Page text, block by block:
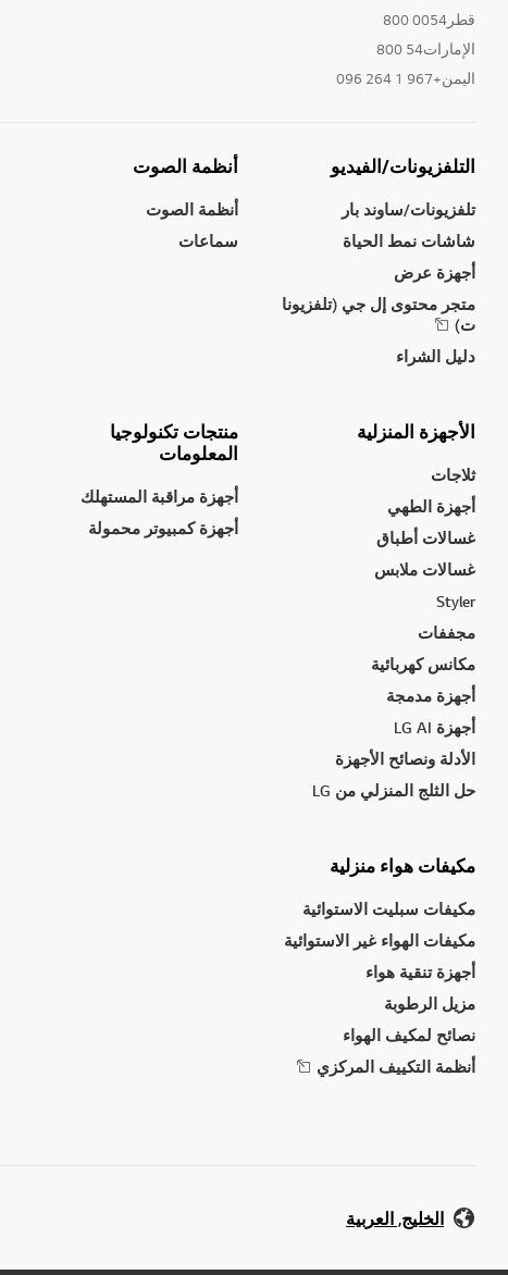
قطر0054 800
الإمارات54 800
اليمن+967 1 264 096
التلفزيونات/الفيديو
تلفزيونات/ساوند بار
شاشات نمط الحياة
أجهزة عرض
متجر محتوى إل جي (تلفزيونا
ت)
دليل الشراء
أنظمة الصوت
أنظمة الصوت
سماعات
الأجهزة المنزلية
ثلاجات
أجهزة الطهي
غسالات أطباق
غسالات ملابس
Styler
مجففات
مكانس كهربائية
أجهزة مدمجة
أجهزة LG AI
الأدلة ونصائح الأجهزة
حل الثلج المنزلي من LG
منتجات تكنولوجيا
المعلومات
أجهزة مراقبة المستهلك
أجهزة كمبيوتر محمولة
مكيفات هواء منزلية
مكيفات سبليت الاستوائية
مكيفات الهواء غير الاستوائية
أجهزة تنقية هواء
مزيل الرطوبة
نصائح لمكيف الهواء
أنظمة التكييف المركزي
الخليج, العربية